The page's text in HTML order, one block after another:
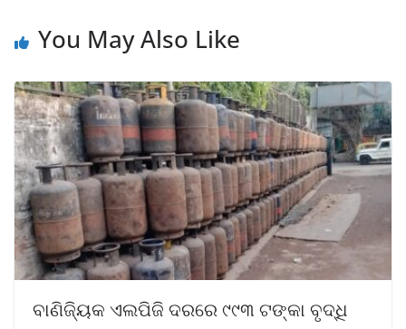
You May Also Like
ବାଣିଜ୍ୟିକ ଏଲପିଜି ଦରରେ ୯୯୩ ଟଙ୍କା ବୃଦ୍ଧି